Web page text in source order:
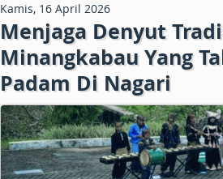
Kamis, 16 April 2026
Menjaga Denyut
Minangkabau Yang
Padam Di Nagari